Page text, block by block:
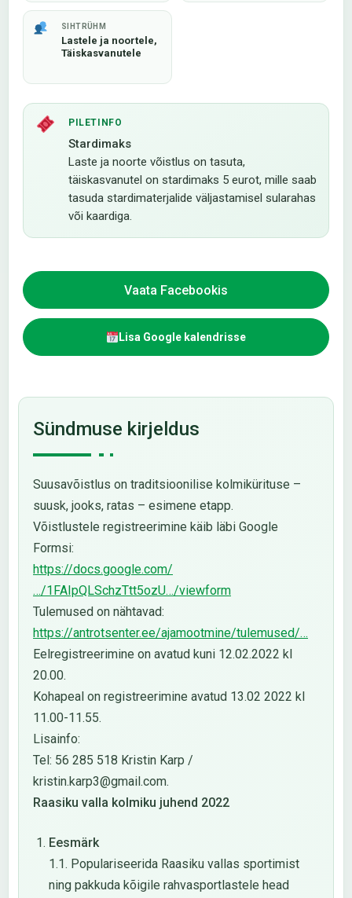
SIHTRÜHM
Lastele ja noortele,
Täiskasvanutele
PILETINFO
Stardimaks
Laste ja noorte võistlus on tasuta,
täiskasvanutel on stardimaks 5 eurot, mille saab
tasuda stardimaterjalide väljastamisel sularahas
või kaardiga.
Vaata Facebookis
Lisa Google kalendrisse
Sündmuse kirjeldus
Suusavõistlus on traditsioonilise kolmikürituse –
suusk, jooks, ratas – esimene etapp.
Võistlustele registreerimine käib läbi Google
Formsi:
https://docs.google.com/
…/1FAIpQLSchzTtt5ozU…/viewform
Tulemused on nähtavad:
https://antrotsenter.ee/ajamootmine/tulemused/…
Eelregistreerimine on avatud kuni 12.02.2022 kl
20.00.
Kohapeal on registreerimine avatud 13.02 2022 kl
11.00-11.55.
Lisainfo:
Tel: 56 285 518 Kristin Karp /
kristin.karp3@gmail.com.
Raasiku valla kolmiku juhend 2022
Eesmärk
1.1. Populariseerida Raasiku vallas sportimist
ning pakkuda kõigile rahvasportlastele head